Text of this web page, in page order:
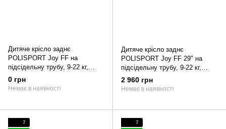
Дитяче крісло заднє
POLISPORT Joy FF на
підсідельну трубу, 9-22 кг,
неонове
0 грн
Немає в наявності
Дитяче крісло заднє
POLISPORT Joy FF 29" на
підсідельну трубу, 9-22 кг,
темно-синє
2 960 грн
Немає в наявності
7
7